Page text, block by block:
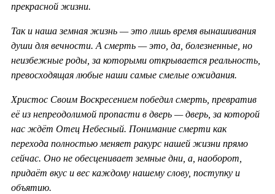
прекрасной жизни.
Так и наша земная жизнь — это лишь время вынашивания
души для вечности. А смерть — это, да, болезненные, но
неизбежные роды, за которыми открывается реальность,
превосходящая любые наши самые смелые ожидания.
Христос Своим Воскресением победил смерть, превратив
её из непреодолимой пропасти в дверь — дверь, за которой
нас ждёт Отец Небесный. Понимание смерти как
перехода полностью меняет ракурс нашей жизни прямо
сейчас. Оно не обесценивает земные дни, а, наоборот,
придаёт вкус и вес каждому нашему слову, поступку и
объятию.